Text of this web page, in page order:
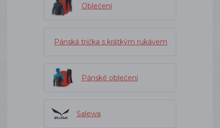
Oblečení
Pánská trička s krátkým rukávem
Pánské oblečení
Salewa